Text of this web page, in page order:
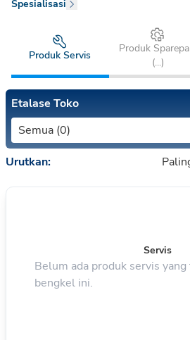
Spesialisasi
Produk Servis
Produk
(...)
Etalase Toko
Semua (0)
Urutkan:
Servis
Belum ada produk servis
bengkel ini.